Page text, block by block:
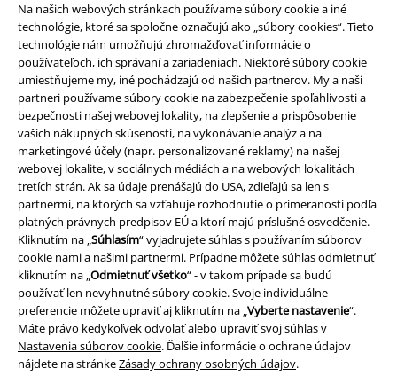
Na našich webových stránkach používame súbory cookie a iné
technológie, ktoré sa spoločne označujú ako „súbory cookies“. Tieto
technológie nám umožňujú zhromažďovať informácie o
používateľoch, ich správaní a zariadeniach. Niektoré súbory cookie
umiestňujeme my, iné pochádzajú od našich partnerov. My a naši
partneri používame súbory cookie na zabezpečenie spoľahlivosti a
bezpečnosti našej webovej lokality, na zlepšenie a prispôsobenie
vašich nákupných skúseností, na vykonávanie analýz a na
marketingové účely (napr. personalizované reklamy) na našej
webovej lokalite, v sociálnych médiách a na webových lokalitách
tretích strán. Ak sa údaje prenášajú do USA, zdieľajú sa len s
partnermi, na ktorých sa vzťahuje rozhodnutie o primeranosti podľa
platných právnych predpisov EÚ a ktorí majú príslušné osvedčenie.
Kliknutím na „Súhlasím“ vyjadrujete súhlas s používaním súborov
cookie nami a našimi partnermi. Prípadne môžete súhlas odmietnuť
kliknutím na „Odmietnuť všetko“ - v takom prípade sa budú
používať len nevyhnutné súbory cookie. Svoje individuálne
preferencie môžete upraviť aj kliknutím na „Vyberte nastavenie“.
Máte právo kedykoľvek odvolať alebo upraviť svoj súhlas v
Nastavenia súborov cookie. Ďalšie informácie o ochrane údajov
nájdete na stránkeZásady ochrany osobných údajov.
Právne informácie
Podmienky
Imprint
Ochrana osobných údajov
Likvidácia odpadu a ochrana životného prostredia
Vyhlásenie o zhode
Informácie o prístupnosti